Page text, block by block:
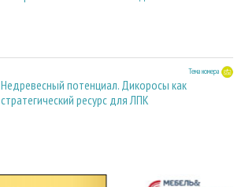
Тема номера
Недревесный потенциал. Дикоросы как
стратегический ресурс для ЛПК